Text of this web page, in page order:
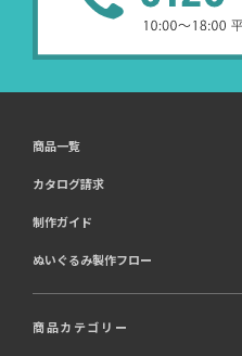
商品一覧
カタログ請求
制作ガイド
ぬいぐるみ製作フロー
商品カテゴリー